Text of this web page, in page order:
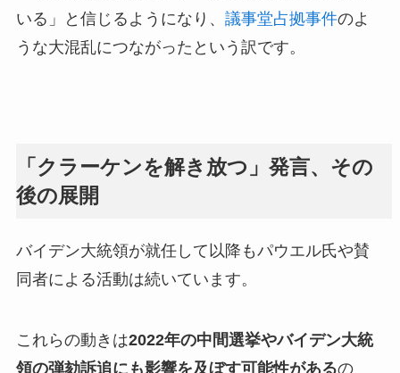
いる」と信じるようになり、 議事堂占拠事件のよ
うな大混乱につながったという訳です。
「クラーケンを解き放つ」発言、その
後の展開
バイデン大統領が就任して以降もパウエル氏や賛
同者による活動は続いています。
これらの動きは2022年の中間選挙やバイデン大統
領の弾劾訴追にも影響を及ぼす可能性があるの